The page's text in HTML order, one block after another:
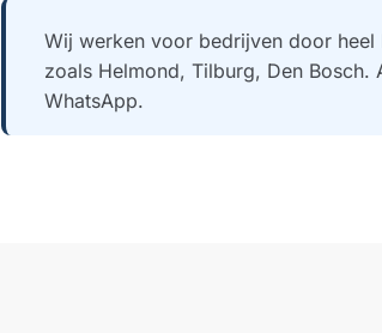
Wij werken voor bedrijven door
zoals Helmond, Tilburg, Den
WhatsApp.